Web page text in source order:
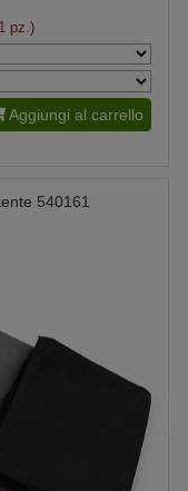
pz.)
Aggiungi al carrello
540161